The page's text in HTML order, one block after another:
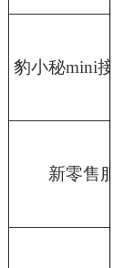
豹小秘mini接
新零售服